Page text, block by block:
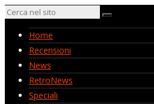
Home
Recensioni
News
RetroNews
Speciali